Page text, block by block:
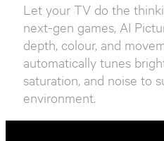
Let your TV do the
next-gen games, AI
depth, colour, and
automatically tunes
saturation, and noise to
environment.